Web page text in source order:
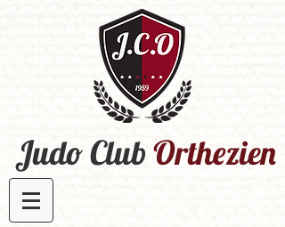
Judo ClubOrthezien​